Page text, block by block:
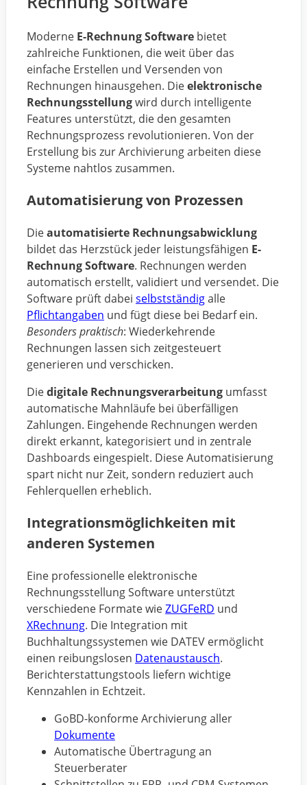
Moderne E-Rechnung Software bietet
zahlreiche Funktionen, die weit über das
einfache Erstellen und Versenden von
Rechnungen hinausgehen. Dieelektronische
Rechnungsstellungwird durch intelligente
Features unterstützt, die den gesamten
Rechnungsprozess revolutionieren. Von der
Erstellung bis zur Archivierung arbeiten diese
Systeme nahtlos zusammen.
Automatisierung von Prozessen
Dieautomatisierte Rechnungsabwicklung
bildet das Herzstück jeder leistungsfähigen E-
Rechnung Software. Rechnungen werden
automatisch erstellt, validiert und versendet. Die
Software prüft dabei selbstständigalle
Pflichtangaben und fügt diese bei Bedarf ein.
Besonders praktisch: Wiederkehrende
Rechnungen lassen sich zeitgesteuert
generieren und verschicken.
Diedigitale Rechnungsverarbeitung umfasst
automatische Mahnläufe bei überfälligen
Zahlungen. Eingehende Rechnungen werden
direkt erkannt, kategorisiert und in zentrale
Dashboards eingespielt. Diese Automatisierung
spart nicht nur Zeit, sondern reduziert auch
Fehlerquellen erheblich.
Integrationsmöglichkeiten mit
anderen Systemen
Eine professionelle elektronische
Rechnungsstellung Software unterstützt
verschiedene Formate wieZUGFeRD und
XRechnung. Die Integration mit
Buchhaltungssystemen wie DATEV ermöglicht
einen reibungslosen Datenaustausch.
Berichterstattungstools liefern wichtige
Kennzahlen in Echtzeit.
GoBD-konforme Archivierung aller
Dokumente
Automatische Übertragung an
Steuerberater